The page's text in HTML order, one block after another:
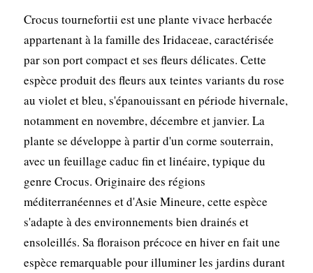
Crocus tournefortii est une plante vivace herbacée
appartenant à la famille des Iridaceae, caractérisée
par son port compact et ses fleurs délicates. Cette
espèce produit des fleurs aux teintes variants du rose
au violet et bleu, s'épanouissant en période hivernale,
notamment en novembre, décembre et janvier. La
plante se développe à partir d'un corme souterrain,
avec un feuillage caduc fin et linéaire, typique du
genre Crocus. Originaire des régions
méditerranéennes et d'Asie Mineure, cette espèce
s'adapte à des environnements bien drainés et
ensoleillés. Sa floraison précoce en hiver en fait une
espèce remarquable pour illuminer les jardins durant